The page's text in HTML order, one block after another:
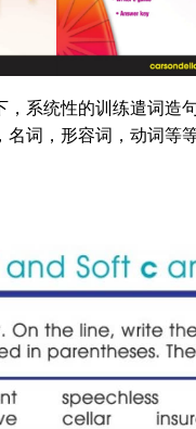
系统性的训练遣词造
词，形容词，动词等